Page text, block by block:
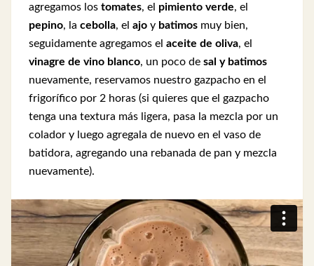
agregamos los tomates, el pimiento verde, el
pepino, la cebolla, el ajo y batimos muy bien,
seguidamente agregamos el aceite de oliva, el
vinagre de vino blanco, un poco de sal y batimos
nuevamente, reservamos nuestro gazpacho en el
frigorífico por 2 horas (si quieres que el gazpacho
tenga una textura más ligera, pasa la mezcla por un
colador y luego agregala de nuevo en el vaso de
batidora, agregando una rebanada de pan y mezcla
nuevamente).